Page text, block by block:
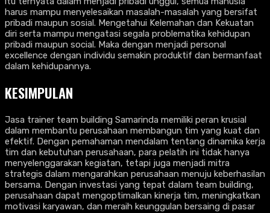
harus mampu menyelesaikan masalah-masalah yang bersifat
pribadi maupun sosial. Mengetahui Kelemahan dan Kekuatan
diri serta mampu mengatasi segala problematika kehidupan
pribadi maupun social. Maka dengan menjadi personal
excellence dengan individu semakin produktif dan bermanfaat
dalam kehidupannya.
KESIMPULAN
Jasa trainer team building Samarinda memiliki peran krusial
dalam membantu perusahaan membangun tim yang kuat dan
efektif. Dengan pemahaman mendalam tentang dinamika kerja
tim dan kebutuhan perusahaan, para pelatih ini tidak hanya
menyelenggarakan kegiatan, tetapi juga menjadi mitra
strategis dalam mengarahkan perusahaan menuju keberhasilan
bersama. Dengan investasi yang tepat dalam team building,
perusahaan dapat mengoptimalkan kinerja tim, meningkatkan
motivasi karyawan, dan meraih keunggulan bersaing di pasar